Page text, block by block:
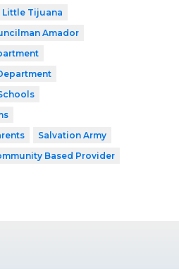
Little Tijuana
Amador
Salvation Army
Based Provider